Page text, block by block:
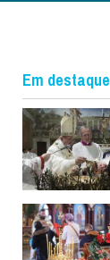
Em destaque